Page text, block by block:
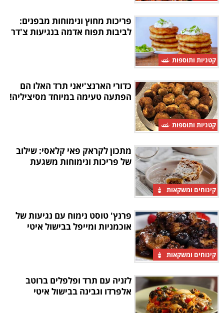
קטניות ותוספות
פריכות מחוץ ונימוחות מבפנים:
לביבות תפוח אדמה בנגיעות צ'דר
קטניות ותוספות
כדורי הארנצ'יאני תרד האלו הם
הפתעה טעימה במיוחד מסיציליה!
קינוחים ומשקאות
מתכון לקראק פאי קלאסי: שילוב
של פריכות ונימוחות משגעת
קינוחים ומשקאות
פרנץ' טוסט נימוח עם נגיעות של
אוכמניות ומייפל בבישול איטי
לזניה עם תרד ופלפלים ברוטב
אלפרדו וגבינה בבישול איטי